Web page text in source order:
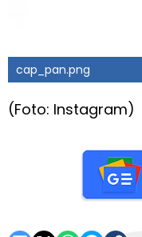
cap_pan.png
(Foto: Instagram)